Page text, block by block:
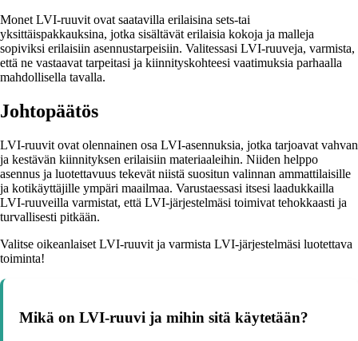
Monet LVI-ruuvit ovat saatavilla erilaisina sets-tai
yksittäispakkauksina, jotka sisältävät erilaisia kokoja ja malleja
sopiviksi erilaisiin asennustarpeisiin. Valitessasi LVI-ruuveja, varmista,
että ne vastaavat tarpeitasi ja kiinnityskohteesi vaatimuksia parhaalla
mahdollisella tavalla.
Johtopäätös
LVI-ruuvit ovat olennainen osa LVI-asennuksia, jotka tarjoavat vahvan
ja kestävän kiinnityksen erilaisiin materiaaleihin. Niiden helppo
asennus ja luotettavuus tekevät niistä suositun valinnan ammattilaisille
ja kotikäyttäjille ympäri maailmaa. Varustaessasi itsesi laadukkailla
LVI-ruuveilla varmistat, että LVI-järjestelmäsi toimivat tehokkaasti ja
turvallisesti pitkään.
Valitse oikeanlaiset LVI-ruuvit ja varmista LVI-järjestelmäsi luotettava
toiminta!
Mikä on LVI-ruuvi ja mihin sitä käytetään?